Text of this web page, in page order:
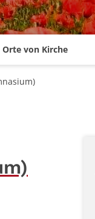
Orte von Kirche